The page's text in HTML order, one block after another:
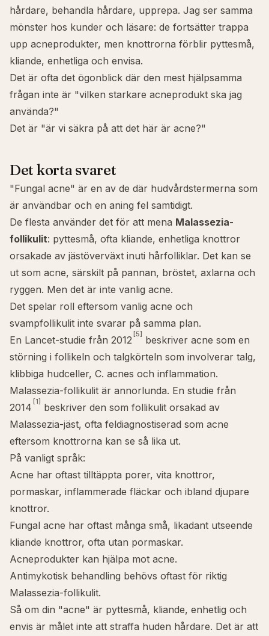
hårdare, behandla hårdare, upprepa. Jag ser samma
mönster hos kunder och läsare: de fortsätter trappa
upp acneprodukter, men knottrorna förblir pyttesmå,
kliande, enhetliga och envisa.
Det är ofta det ögonblick där den mest hjälpsamma
frågan inte är "vilken starkare acneprodukt ska jag
använda?"
Det är "är vi säkra på att det här är acne?"
Det korta svaret
"Fungal acne" är en av de där hudvårdstermerna som
är användbar och en aning fel samtidigt.
De flesta använder det för att mena Malassezia-
follikulit: pyttesmå, ofta kliande, enhetliga knottror
orsakade av jästöverväxt inuti hårfolliklar. Det kan se
ut som acne, särskilt på pannan, bröstet, axlarna och
ryggen. Men det är inte vanlig acne.
Det spelar roll eftersom vanlig acne och
svampfollikulit inte svarar på samma plan.
En Lancet-studie från 2012 [5] beskriver acne som en
störning i follikeln och talgkörteln som involverar talg,
klibbiga hudceller, C. acnes och inflammation.
Malassezia-follikulit är annorlunda. En studie från
2014 [1] beskriver den som follikulit orsakad av
Malassezia-jäst, ofta feldiagnostiserad som acne
eftersom knottrorna kan se så lika ut.
På vanligt språk:
Acne har oftast tilltäppta porer, vita knottror,
pormaskar, inflammerade fläckar och ibland djupare
knottror.
Fungal acne har oftast många små, likadant utseende
kliande knottror, ofta utan pormaskar.
Acneprodukter kan hjälpa mot acne.
Antimykotisk behandling behövs oftast för riktig
Malassezia-follikulit.
Så om din "acne" är pyttesmå, kliande, enhetlig och
envis är målet inte att straffa huden hårdare. Det är att